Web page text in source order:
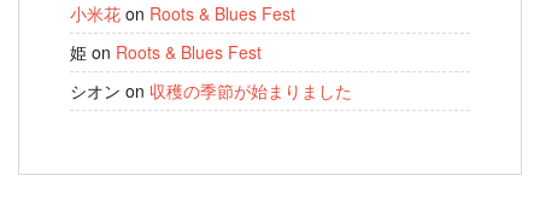
小米花 on Roots & Blues Fest
姫 on Roots & Blues Fest
シオン on 収穫の季節が始まりました